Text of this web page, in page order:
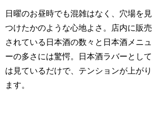
日曜のお昼時でも混雑はなく、穴場を見
つけたかのような心地よさ。店内に販売
されている日本酒の数々と日本酒メニュ
ーの多さには驚愕。日本酒ラバーとして
は見ているだけで、テンションが上がり
ます。